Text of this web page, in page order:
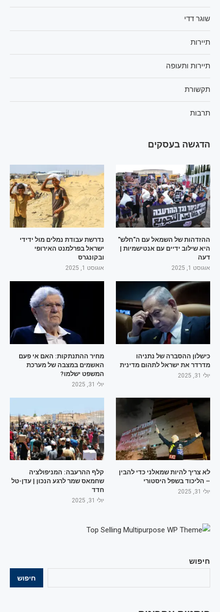
חיפוש
חיפוש
שוגר דדי
תיירות
תיירות ותעופה
תקשורת
תרבות
הדגשה בעסקים
ההזדהות של השמאל עם ה"חלש"
היא שילוב ידיים עם אנטישמיות |
דעה
אוגוסט 1, 2025
נדרשת עבודת נמלים מול ידידי
ישראל בפרלמנט האירופי
ובקונגרס
אוגוסט 1, 2025
כישלון ההסברה של נתניהו
מדרדר את ישראל לתהום מדינית
יולי 31, 2025
מחיר ההתנתקות: האם אי פעם
האשמים במצבה של מערכת
המשפט ישלמו?
יולי 31, 2025
לא צריך להיות שמאלני כדי להבין
– הליכוד בשפל היסטורי
יולי 31, 2025
קלף ההרעבה: המניפולציה
שחמאס שמר לרגע הנכון | עדן-טל
חדד
יולי 31, 2025